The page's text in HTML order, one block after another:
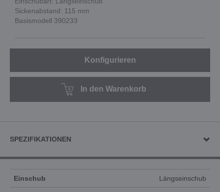
Sickenabstand: 115 mm
Basismodell 390233
Konfigurieren
In den Warenkorb
SPEZIFIKATIONEN
Einschub Längseinschub